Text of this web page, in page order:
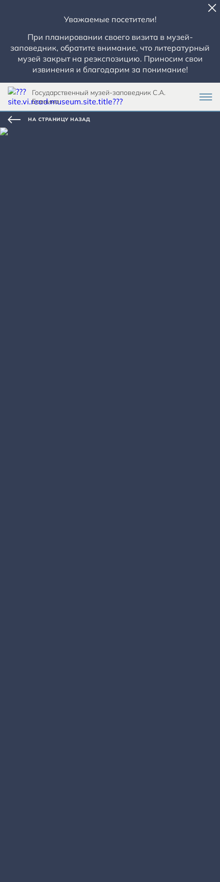
Уважаемые посетители!
При планировании своего визита в музей-
заповедник, обратите внимание, что литературный
музей закрыт на реэкспозицию. Приносим свои
извинения и благодарим за понимание!
Государственный музей-заповедник С.А.
Есенина
НА СТРАНИЦУ НАЗАД